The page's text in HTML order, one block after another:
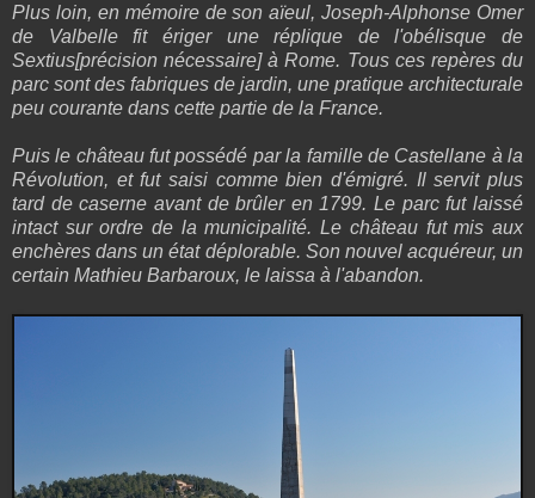
Plus loin, en mémoire de son aïeul, Joseph-Alphonse Omer
de Valbelle fit ériger une réplique de l'obélisque de
Sextius[précision nécessaire] à Rome. Tous ces repères du
parc sont des fabriques de jardin, une pratique architecturale
peu courante dans cette partie de la France.
Puis le château fut possédé par la famille de Castellane à la
Révolution, et fut saisi comme bien d'émigré. Il servit plus
tard de caserne avant de brûler en 1799. Le parc fut laissé
intact sur ordre de la municipalité. Le château fut mis aux
enchères dans un état déplorable. Son nouvel acquéreur, un
certain Mathieu Barbaroux, le laissa à l'abandon.